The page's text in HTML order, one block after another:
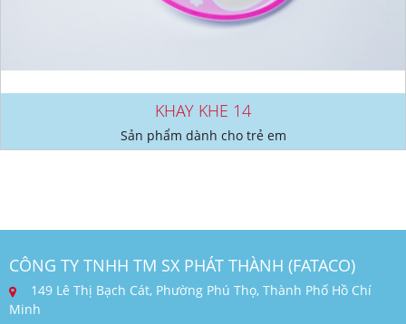
KHAY KHE 14
Sản phẩm dành cho trẻ em
CÔNG TY TNHH TM SX PHÁT THÀNH (FATACO)
149 Lê Thị Bạch Cát, Phường Phú Thọ, Thành Phố Hồ Chí
Minh